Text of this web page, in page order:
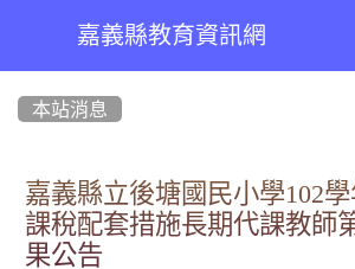
嘉義縣教育資訊網
本站消息
嘉義縣立後塘國民小學102
課稅配套措施長期代課教師
果公告